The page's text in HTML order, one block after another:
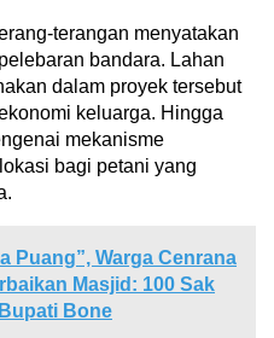
terangan menyatakan
bandara. Lahan
dalam proyek tersebut
keluarga. Hingga
mekanisme
bagi petani yang
Puang”, Warga Cenrana
Masjid: 100 Sak
Bone